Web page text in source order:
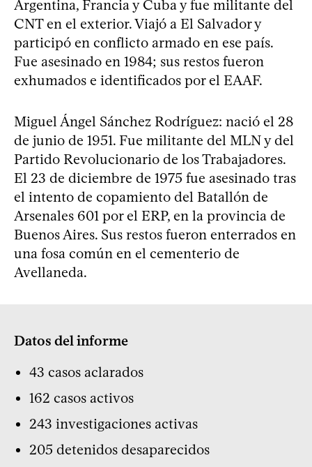
Argentina, Francia y Cuba y fue militante del
CNT en el exterior. Viajó a El Salvador y
participó en conflicto armado en ese país.
Fue asesinado en 1984; sus restos fueron
exhumados e identificados por el EAAF.
Miguel Ángel Sánchez Rodríguez: nació el 28
de junio de 1951. Fue militante del MLN y del
Partido Revolucionario de los Trabajadores.
El 23 de diciembre de 1975 fue asesinado tras
el intento de copamiento del Batallón de
Arsenales 601 por el ERP, en la provincia de
Buenos Aires. Sus restos fueron enterrados en
una fosa común en el cementerio de
Avellaneda.
Datos del informe
43 casos aclarados
162 casos activos
243 investigaciones activas
205 detenidos desaparecidos